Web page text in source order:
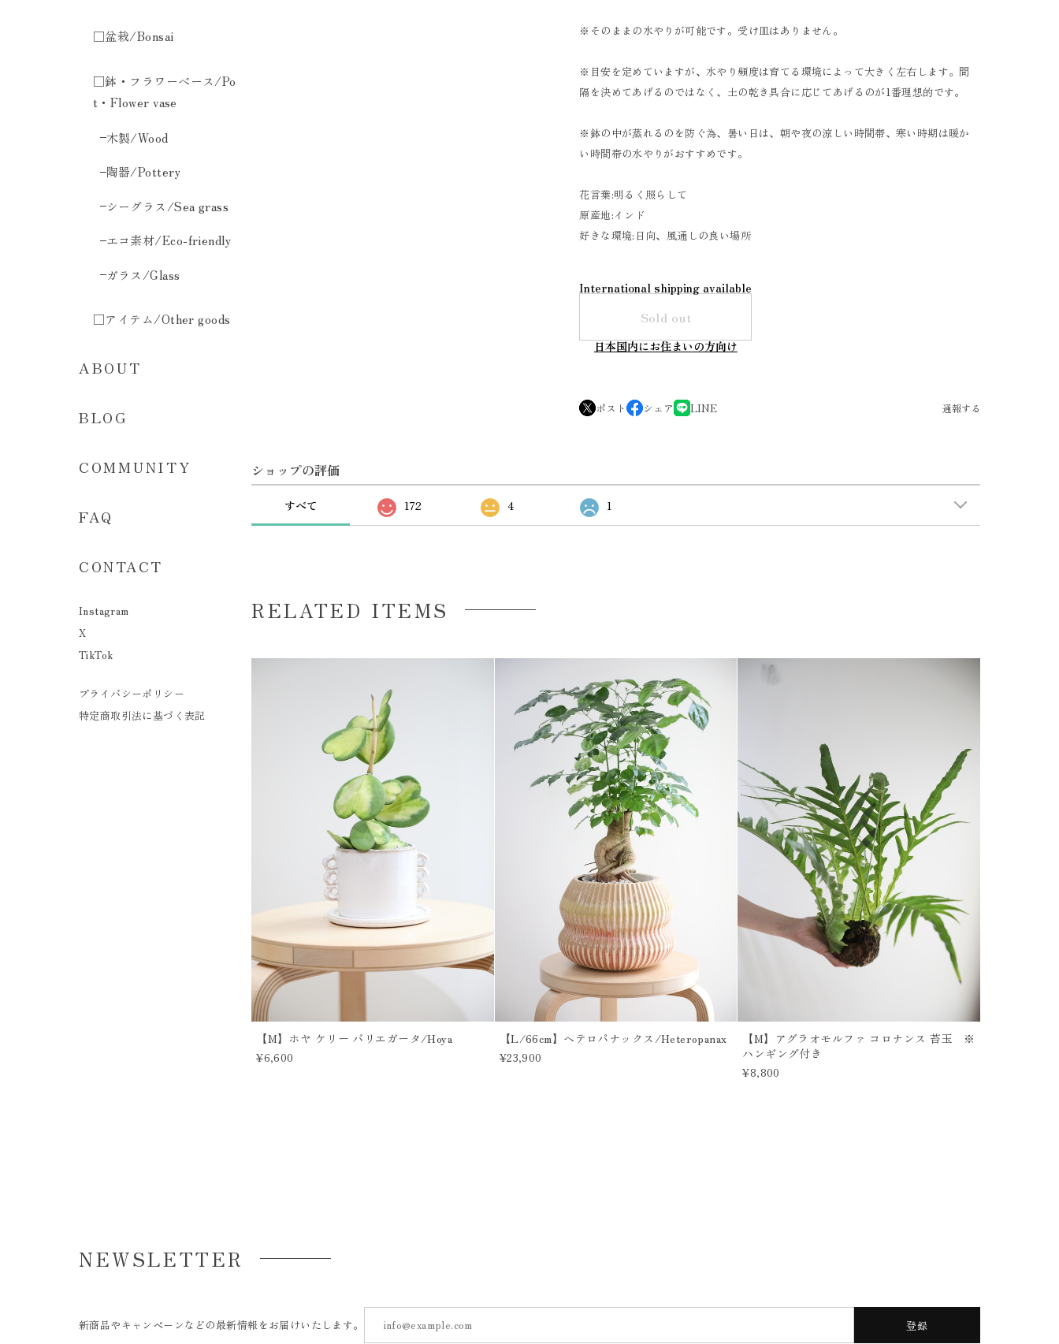
□盆栽/Bonsai
□鉢・フラワーベース/Po
t・Flower vase
木製/Wood
陶器/Pottery
シーグラス/Sea grass
エコ素材/Eco-friendly
ガラス/Glass
□アイテム/Other goods
ABOUT
BLOG
COMMUNITY
FAQ
CONTACT
Instagram
X
TikTok
プライバシーポリシー
特定商取引法に基づく表記
※そのままの水やりが可能です。受け皿はありません。
※目安を定めていますが、水やり頻度は育てる環境によって大きく左右します。間
隔を決めてあげるのではなく、土の乾き具合に応じてあげるのが1番理想的です。
※鉢の中が蒸れるのを防ぐ為、暑い日は、朝や夜の涼しい時間帯、寒い時期は暖か
い時間帯の水やりがおすすめです。
花言葉:明るく照らして
原産地:インド
好きな環境:日向、風通しの良い場所
International shipping available
Sold out
日本国内にお住まいの方向け
ポスト シェア LINE 通報する
ショップの評価
すべて 172 4 1
RELATED ITEMS
【M】ホヤ ケリー バリエガータ/Hoya
¥6,600
【L/66cm】ヘテロパナックス/Heteropanax
¥23,900
【M】アグラオモルファ コロナンス 苔玉 ※
ハンギング付き
¥8,800
NEWSLETTER
新商品やキャンペーンなどの最新情報をお届けいたします。 登録